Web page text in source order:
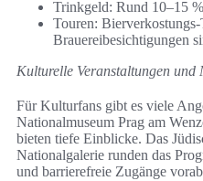
Trinkgeld: Rund 10–15
Touren:
Brauereibesichtigungen
Kulturelle Veranstaltungen und
Für Kulturfans gibt es viele
Nationalmuseum Prag am
bieten tiefe Einblicke. Das
Nationalgalerie runden das
und barrierefreie Zugänge